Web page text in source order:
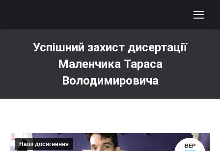
Успішний захист дисертації
Маленчика Тараса
Володимировича
ВЕР
Наші досягнення